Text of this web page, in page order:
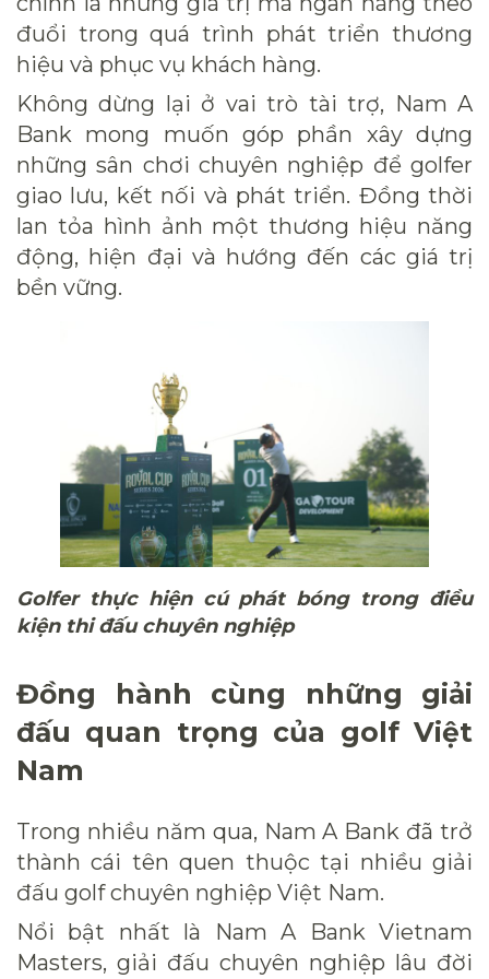
đuổi trong quá trình phát triển thương
hiệu và phục vụ khách hàng.
Không dừng lại ở vai trò tài trợ, Nam A
Bank mong muốn góp phần xây dựng
những sân chơi chuyên nghiệp để golfer
giao lưu, kết nối và phát triển. Đồng thời
lan tỏa hình ảnh một thương hiệu năng
động, hiện đại và hướng đến các giá trị
bền vững.
Golfer thực hiện cú phát bóng trong điều
kiện thi đấu chuyên nghiệp
Đồng hành cùng những giải
đấu quan trọng của golf Việt
Nam
Trong nhiều năm qua, Nam A Bank đã trở
thành cái tên quen thuộc tại nhiều giải
đấu golf chuyên nghiệp Việt Nam.
Nổi bật nhất là Nam A Bank Vietnam
Masters, giải đấu chuyên nghiệp lâu đời